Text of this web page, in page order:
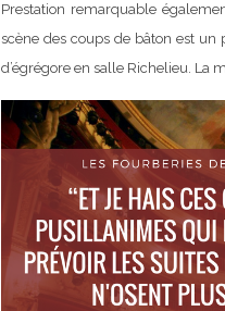
Prestation remarquable
scène des coups de bâton est
d’égrégore en salle Richelieu. La